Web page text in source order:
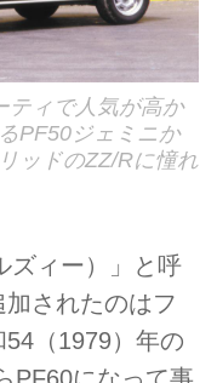
ティで人気が高か
PF50ジェミニか
ッドのZZ/Rに憧れ
ズィー）」と呼
されたのはフ
（1979）年の